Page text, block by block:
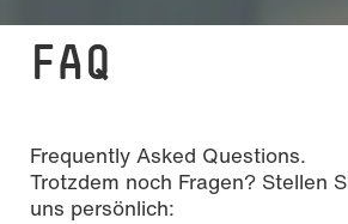
FAQ
Frequently Asked Questions.
Trotzdem noch Fragen? Stellen
uns persönlich: